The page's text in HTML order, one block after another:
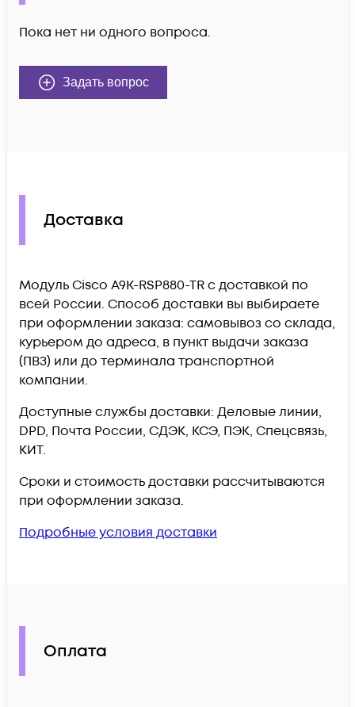
Пока нет ни одного вопроса.
Задать вопрос
Доставка
Модуль Cisco A9K-RSP880-TR c доставкой по
всей России. Способ доставки вы выбираете
при оформлении заказа: самовывоз со склада,
курьером до адреса, в пункт выдачи заказа
(ПВЗ) или до терминала транспортной
компании.
Доступные службы доставки: Деловые линии,
DPD, Почта России, СДЭК, КСЭ, ПЭК, Спецсвязь,
КИТ.
Сроки и стоимость доставки рассчитываются
при оформлении заказа.
Подробные условия доставки
Оплата